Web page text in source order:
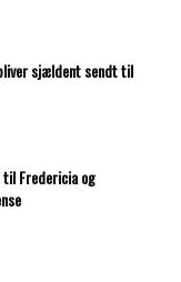
sjældent sendt til
Fredericia og